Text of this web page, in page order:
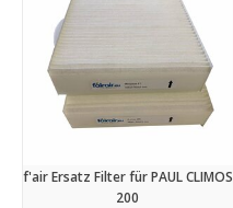
f'air Ersatz Filter für PAUL CLIMOS
200